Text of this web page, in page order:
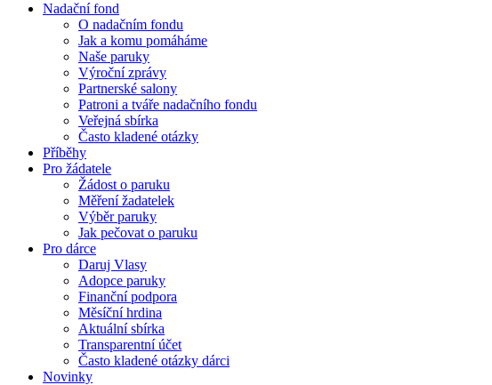
Nadační fond
O nadačním fondu
Jak a komu pomáháme
Naše paruky
Výroční zprávy
Partnerské salony
Patroni a tváře nadačního fondu
Veřejná sbírka
Často kladené otázky
Příběhy
Pro žádatele
Žádost o paruku
Měření žadatelek
Výběr paruky
Jak pečovat o paruku
Pro dárce
Daruj Vlasy
Adopce paruky
Finanční podpora
Měsíční hrdina
Aktuální sbírka
Transparentní účet
Často kladené otázky dárci
Novinky